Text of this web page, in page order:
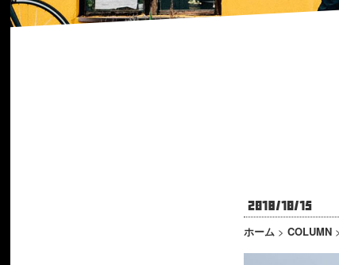
2018/10/15
ホーム > COLUMN >